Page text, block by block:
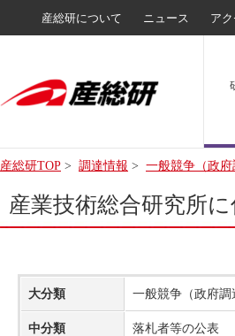
産総研について ニュース ア
産総研TOP > 調達情報 > 一般競争（政府
産業技術総合研究所
大分類 一般競争（政府調
中分類 落札者等の公表